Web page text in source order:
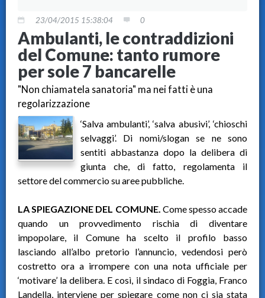
23/04/2015 15:38:04 0
Ambulanti, le contraddizioni
del Comune: tanto rumore
per sole 7 bancarelle
"Non chiamatela sanatoria" ma nei fatti è una
regolarizzazione
‘Salva ambulanti’, ‘salva abusivi’, ‘chioschi
selvaggi’. Di nomi/slogan se ne sono
sentiti abbastanza dopo la delibera di
giunta che, di fatto, regolamenta il
settore del commercio su aree pubbliche.
LA SPIEGAZIONE DEL COMUNE. Come spesso accade
quando un provvedimento rischia di diventare
impopolare, il Comune ha scelto il profilo basso
lasciando all’albo pretorio l’annuncio, vedendosi però
costretto ora a irrompere con una nota ufficiale per
‘motivare’ la delibera. E così, il sindaco di Foggia, Franco
Landella, interviene per spiegare come non ci sia stata